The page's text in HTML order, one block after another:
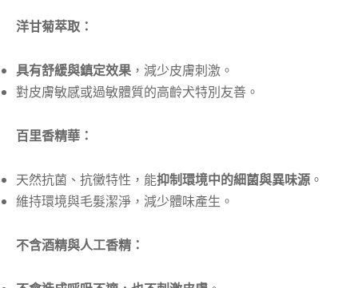
洋甘菊萃取：
具有舒緩與鎮定效果 ，減少皮膚刺激。
對皮膚敏感或過敏體質的高齡犬特別友善。
百里香精華：
天然抗菌、抗黴特性，能抑制環境中的細菌與異味源 。
維持環境與毛髮潔淨，減少體味產生。
不含酒精與人工香精：